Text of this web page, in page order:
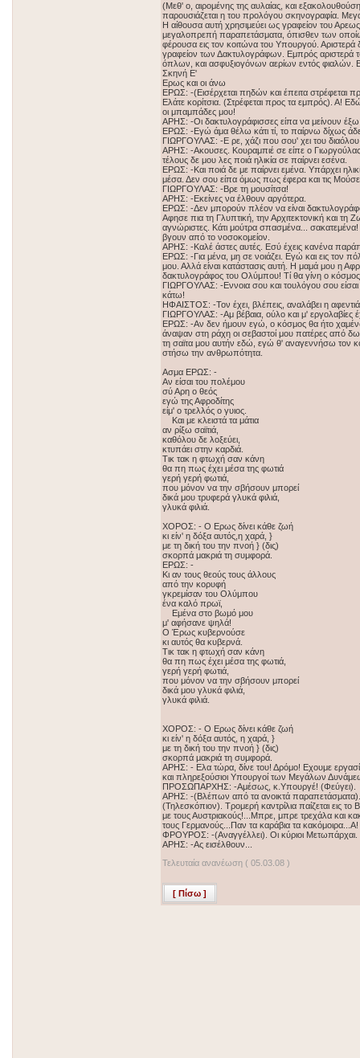
(Μεθ' ο, αιρομένης της αυλαίας, και
παρουσιάζεται η του προλόγου σκηνογραφία.
Η αίθουσα αυτή χρησιμεύει ως γραφείον του
μεγαλοπρεπή παραπετάσματα, όπισθεν των
φέρουσα εις τον κοιτώνα του Υπουργού.
γραφείον των Δακτυλογράφων. Εμπρός αριστερά
όπλων, και ασφυξιογόνων αερίων εντός φιαλών.
Σκηνή Ε'
Ερως και οι άνω
ΕΡΩΣ: -(Εισέρχεται πηδών και έπειτα στρέφεται
Ελάτε κορίτσια. (Στρέφεται προς τα εμπρός). Α! Εδώ
οι μπαμπάδες μου!
ΑΡΗΣ: -Οι δακτυλογράφισσες είπα να μείνουν έξω.
ΕΡΩΣ: -Εγώ άμα θέλω κάτι τί, το παίρνω δίχως
ΓΙΩΡΓΟΥΛΑΣ: -Ε ρε, χάζι που σου' χει του
ΑΡΗΣ: -Ακουσες. Κουραμπιέ σε είπε ο Γιωργούλας
τέλους δε μου λες ποιά ηλικία σε παίρνει εσένα.
ΕΡΩΣ: -Και ποιά δε με παίρνει εμένα. Υπάρχει
μέσα. Δεν σου είπα όμως πως έφερα και τις
ΓΙΩΡΓΟΥΛΑΣ: -Βρε τη μουσίτσα!
ΑΡΗΣ: -Εκείνες να έλθουν αργότερα.
ΕΡΩΣ: -Δεν μπορούν πλέον να είναι
Αφησε πια τη Γλυπτική, την Αρχιτεκτονική και τη
αγνώριστες. Κάτι μούτρα σπασμένα... σακατεμένα!
βγουν από το νοσοκομείον.
ΑΡΗΣ: -Καλέ άστες αυτές. Εσύ έχεις κανένα
ΕΡΩΣ: -Για μένα, μη σε νοιάζει. Εγώ και εις τον
μου. Αλλά είναι κατάστασις αυτή. Η μαμά μου η
δακτυλογράφος του Ολύμπου! Τί θα γίνη ο
ΓΙΩΡΓΟΥΛΑΣ: -Εννοια σου και τουλόγου σου
κάτω!
ΗΦΑΙΣΤΟΣ: -Τον έχει, βλέπεις, αναλάβει η
ΓΙΩΡΓΟΥΛΑΣ: -Αμ βέβαια, ούλο και μ' εργολαβίες
ΕΡΩΣ: -Αν δεν ήμουν εγώ, ο κόσμος θα ήτο
άναψαν στη ράχη οι σεβαστοί μου πατέρες από
τη σαϊτα μου αυτήν εδώ, εγώ θ' αναγεννήσω τον
στήσω την ανθρωπότητα.
Ασμα ΕΡΩΣ: -
Αν είσαι του πολέμου
σύ Αρη ο θεός
εγώ της Αφροδίτης
είμ' ο τρελλός ο γυιος.
Και με κλειστά τα μάτια
αν ρίξω σαϊτιά,
καθόλου δε λοξεύει,
κτυπάει στην καρδιά.
Τικ τακ η φτωχή σαν κάνη
θα πη πως έχει μέσα της φωτιά
γερή γερή φωτιά,
που μόνον να την σβήσουν μπορεί
δικά μου τρυφερά γλυκά φιλιά,
γλυκά φιλιά.
ΧΟΡΟΣ: - Ο Ερως δίνει κάθε ζωή
κι είν' η δόξα αυτός,η χαρά, }
με τη δική του την πνοή } (δις)
σκορπά μακριά τη συμφορά.
ΕΡΩΣ: -
Κι αν τους θεούς τους άλλους
από την κορυφή
γκρεμίσαν του Ολύμπου
ένα καλό πρωϊ,
Εμένα στο βωμό μου
μ' αφήσανε ψηλά!
Ο Έρως κυβερνούσε
κι αυτός θα κυβερνά.
Τικ τακ η φτωχή σαν κάνη
θα πη πως έχει μέσα της φωτιά,
γερή γερή φωτιά,
που μόνον να την σβήσουν μπορεί
δικά μου γλυκά φιλιά,
γλυκά φιλιά.
ΧΟΡΟΣ: - Ο Ερως δίνει κάθε ζωή
κι είν' η δόξα αυτός, η χαρά, }
με τη δική του την πνοή } (δις)
σκορπά μακριά τη συμφορά.
ΑΡΗΣ: - Ελα τώρα, δίνε του! Δρόμο! Εχουμε
και πληρεξούσιοι Υπουργοί των Μεγάλων
ΠΡΟΣΩΠΑΡΧΗΣ: -Αμέσως, κ.Υπουργέ! (Φεύγει).
ΑΡΗΣ: -(Βλέπων από τα ανοικτά παραπετάσματα).
(Τηλεσκόπιον). Τρομερή καντρίλια παίζεται εις
με τους Αυστριακούς!...Μπρε, μπρε τρεχάλα και
τους Γερμανούς...Παν τα καράβια τα
ΦΡΟΥΡΟΣ: -(Αναγγέλλει). Οι κύριοι Μετωπάρχαι.
ΑΡΗΣ: -Ας εισέλθουν...
Τελευταία ανανέωση ( 05.03.08 )
[ Πίσω ]